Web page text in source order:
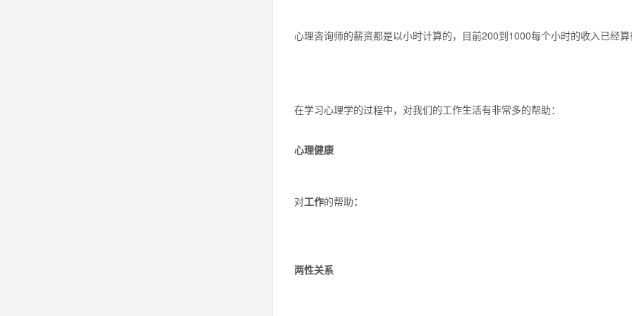
心理咨询师的薪资都是以小时计算的，目前200到1000每个小时的收入已经算
在学习心理学的过程中，对我们的工作生活有非常多的帮助：
心理健康
对工作的帮助：
两性关系